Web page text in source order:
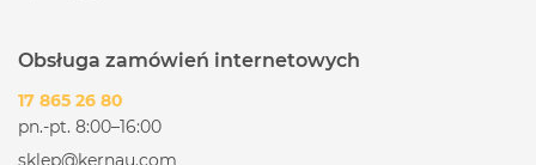
Obsługa zamówień internetowych
17 865 26 80
pn.-pt. 8:00–16:00
sklep@kernau.com